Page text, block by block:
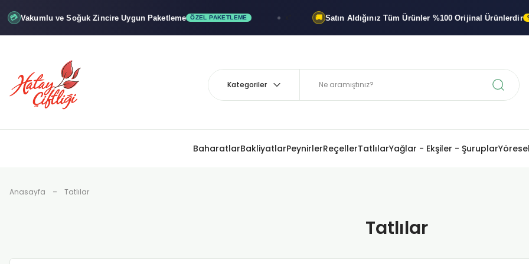
ve Soğuk Zincire Uygun Paketleme ÖZEL PAKETLEME Satın Aldığınız Tüm Ürünler%100 OrijinalÜrünlerdir %100
BaharatlarBakliyatlarPeynirlerReçellerTatlılarYağlar - Ekşiler - Şuruplar
Anasayfa Tatlılar
Tatlılar